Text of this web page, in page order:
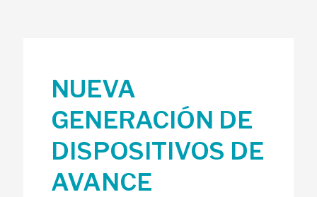
NUEVA
GENERACIÓN DE
DISPOSITIVOS DE
AVANCE